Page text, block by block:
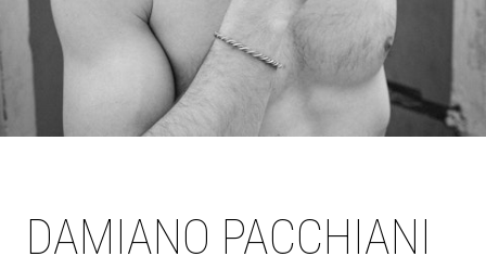
DAMIANO PACCHIANI